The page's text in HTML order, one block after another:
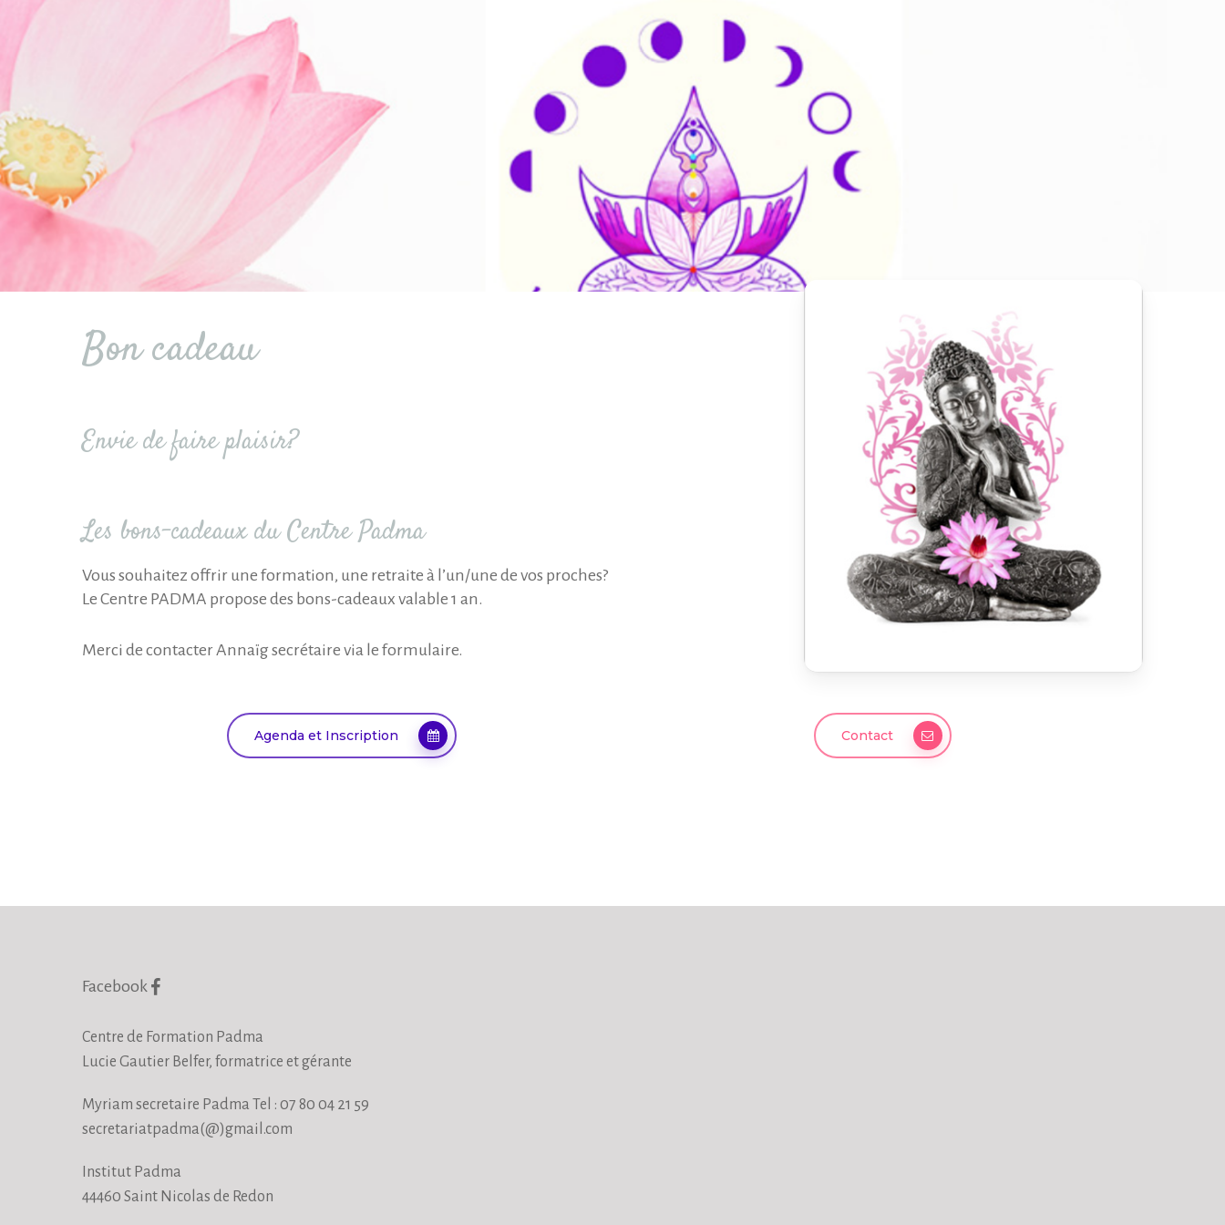
Bon cadeau
Envie de faire plaisir?
Les bons-cadeaux du Centre Padma
Vous souhaitez offrir une formation, une retraite à l’un/une de vos proches?
Le Centre PADMA propose des bons-cadeaux valable 1 an.
Merci de contacter Annaïg secrétaire via le formulaire.
Agenda et Inscription Contact
Facebook
Centre de Formation Padma
Lucie Gautier Belfer, formatrice et gérante
Myriam secretaire Padma Tel : 07 80 04 21 59
secretariatpadma(@)gmail.com
Institut Padma
44460 Saint Nicolas de Redon